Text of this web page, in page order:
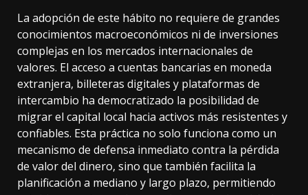
La adopción de este hábito no requiere de grandes
conocimientos macroeconómicos ni de inversiones
complejas en los mercados internacionales de
valores. El acceso a cuentas bancarias en moneda
extranjera, billeteras digitales y plataformas de
intercambio ha democratizado la posibilidad de
migrar el capital local hacia activos más resistentes y
confiables. Esta práctica no solo funciona como un
mecanismo de defensa inmediato contra la pérdida
de valor del dinero, sino que también facilita la
planificación a mediano y largo plazo, permitiendo